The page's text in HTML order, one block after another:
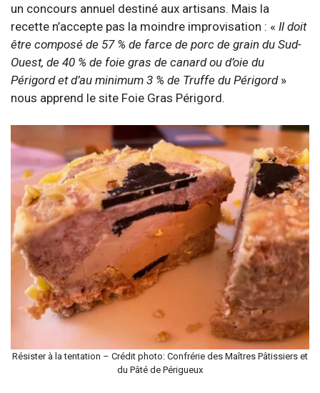
un concours annuel destiné aux artisans. Mais la
recette n’accepte pas la moindre improvisation : « Il doit
être composé de 57 % de farce de porc de grain du Sud-
Ouest, de 40 % de foie gras de canard ou d’oie du
Périgord et d’au minimum 3 % de Truffe du Périgord»
nous apprend le site Foie Gras Périgord.
Résister à la tentation – Crédit photo: Confrérie des Maîtres Pâtissiers et
du Pâté de Périgueux